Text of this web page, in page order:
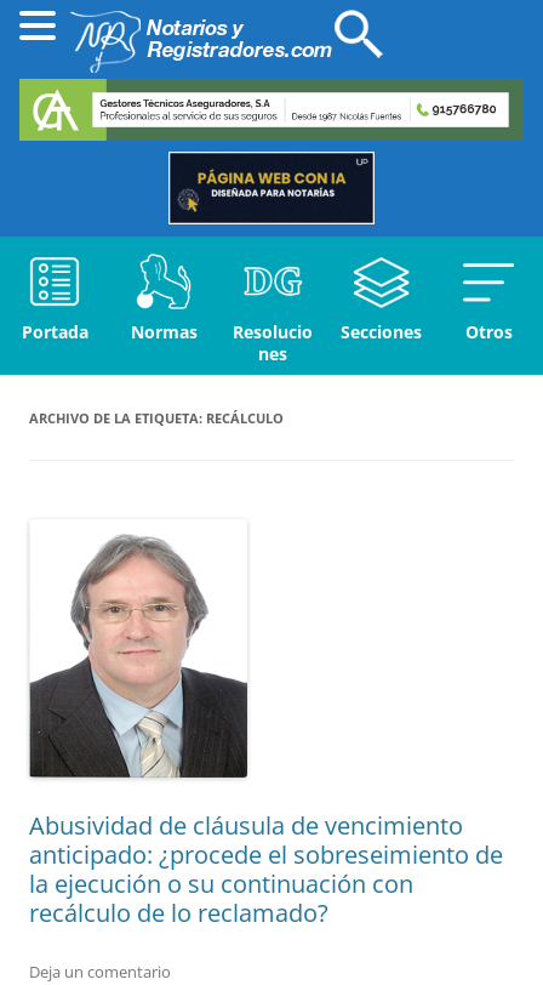
Portada Normas
Resolucio
nes
Secciones Otros
ARCHIVO DE LA ETIQUETA: RECÁLCULO
Abusividad de cláusula de vencimiento
anticipado: ¿procede el sobreseimiento de
la ejecución o su continuación con
recálculo de lo reclamado?
Deja un comentario